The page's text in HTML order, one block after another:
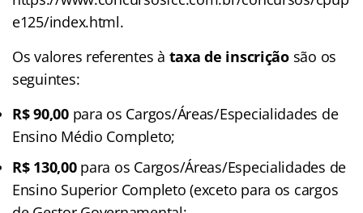
e125/index.html.
Os valores referentes à taxa de inscriçãosão os
seguintes:
R$ 90,00 para os Cargos/Áreas/Especialidades de
Ensino Médio Completo;
R$ 130,00para os Cargos/Áreas/Especialidades de
Ensino Superior Completo (exceto para os cargos